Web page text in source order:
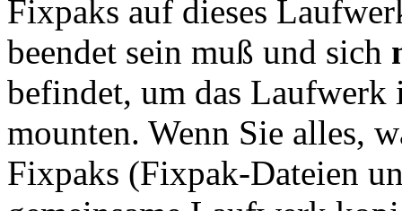
Fixpaks auf dieses
beendet sein muß und sich
befindet, um das
mounten. Wenn Sie alles,
Fixpaks (Fixpak-Dateien